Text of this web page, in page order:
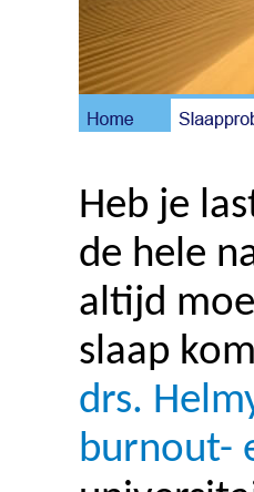
Heb je
de hele
altijd
slaap
drs.
burnout-